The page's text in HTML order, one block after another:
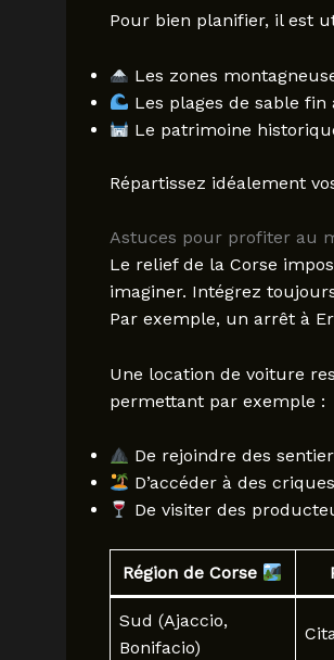
Pour bien planifier, il est
Les zones
Les plages de sable
Le patrimoine
Répartissez idéalement
Astuces pour profiter au
Le relief de la Corse
imaginer. Intégrez
Par exemple, un arrêt à
Une location de voiture
permettant par exemple :
De rejoindre des
D’accéder à des
De visiter des
Région de Corse
Sud (Ajaccio,
Bonifacio)